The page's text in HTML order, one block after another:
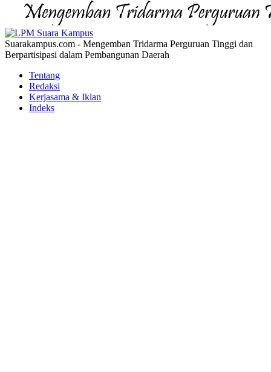
Suarakampus.com - Mengemban Tridarma Perguruan Tinggi dan
Berpartisipasi dalam Pembangunan Daerah
Tentang
Redaksi
Kerjasama & Iklan
Indeks